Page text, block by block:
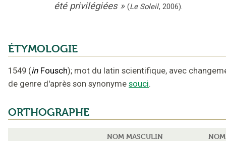
été privilégiées » (Le Soleil, 2006).
ÉTYMOLOGIE
1549 (in Fousch); mot du latin scientifique, avec
de genre d'après son synonyme souci.
ORTHOGRAPHE
NOM MASCULIN